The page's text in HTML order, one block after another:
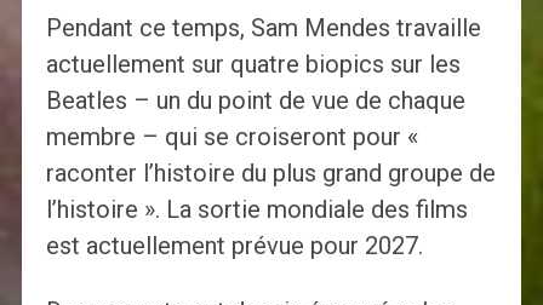
Pendant ce temps, Sam Mendes travaille
actuellement sur quatre biopics sur les
Beatles – un du point de vue de chaque
membre – qui se croiseront pour «
raconter l’histoire du plus grand groupe de
l’histoire ». La sortie mondiale des films
est actuellement prévue pour 2027.